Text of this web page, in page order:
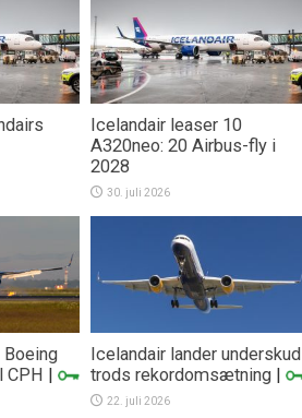
Icelandair leaser 10
A320neo: 20 Airbus-fly i
2028
30. juli 2026
CPH |
Icelandair lander underskud
trods rekordomsætning |
22. juli 2026